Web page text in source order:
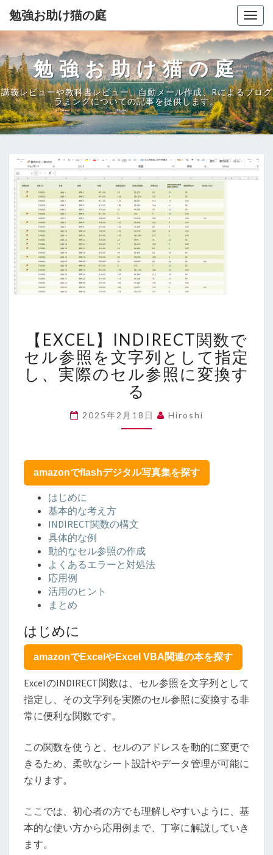
勉強お助け猫の庭
勉強お助け猫の庭
講義レビューや教科書レビュー、自動メール作成、Rによるプログ
ラミングについての記事を提供します。
INDIRECT
関
数
で
セ
参
照
文
字
列
て
定
し、
参
照
変
換
【EXCEL】INDIRECT関数で
セル参照を文字列として指定
し、実際のセル参照に変換す
る
2025年2月18日 Hiroshi
amazonでflashデジタル写真集を探す
はじめに
基本的な考え方
INDIRECT関数の構文
具体的な例
動的なセル参照の作成
よくあるエラーと対処法
応用例
活用のヒント
まとめ
はじめに
amazonでExcelやExcel VBA関連の本を探す
ExcelのINDIRECT関数は、セル参照を文字列として
指定し、その文字列を実際のセル参照に変換する非
常に便利な関数です。
この関数を使うと、セルのアドレスを動的に変更で
きるため、柔軟なシート設計やデータ管理が可能に
なります。
ここでは、初心者の方でも理解しやすいように、基
本的な使い方から応用例まで、丁寧に解説していき
ます。